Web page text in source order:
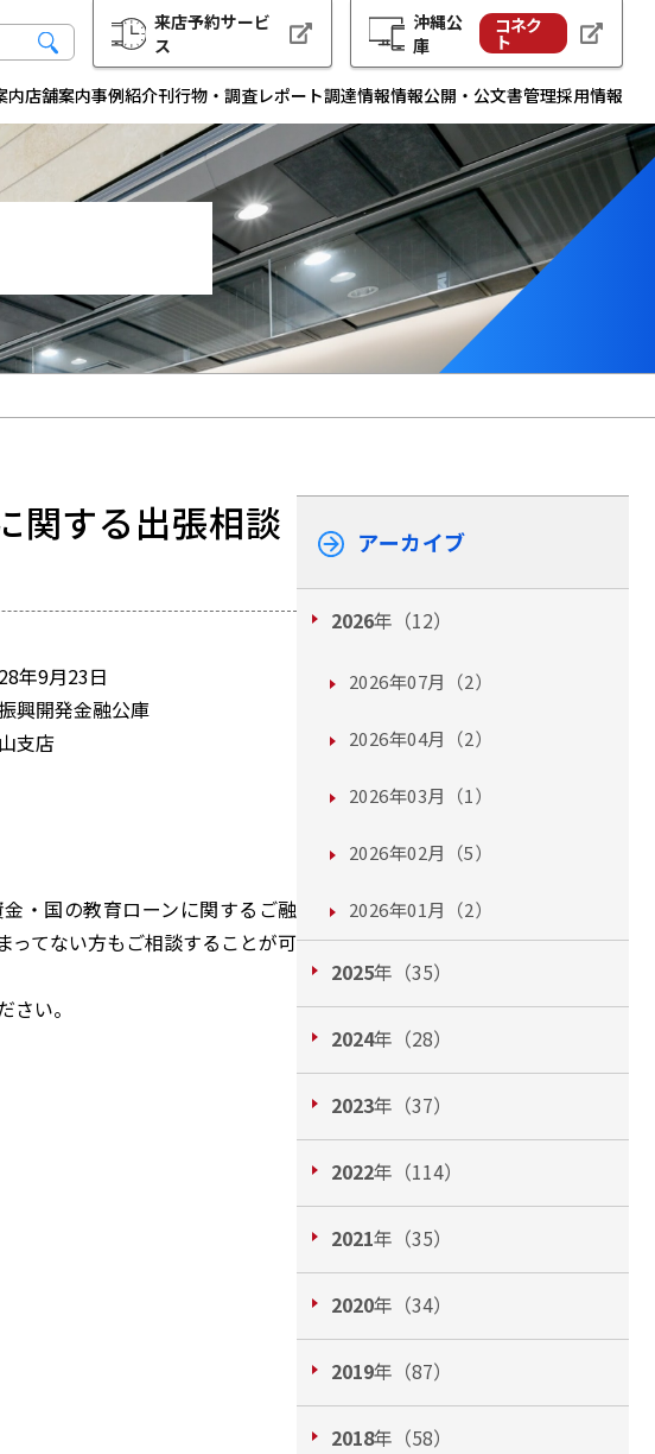
来店予約サービ
ス
沖縄公
庫
コネク
ト
内店舗案内事例紹介刊行物・調査レポート調達情報情報公開・公文書管理採用情報
関する出張相談
庫
・国の教育ローンに関するご融
ってない方もご相談することが可
い。
アーカイブ
2026年（12）
2026年07月（2）
2026年04月（2）
2026年03月（1）
2026年02月（5）
2026年01月（2）
2025年（35）
2024年（28）
2023年（37）
2022年（114）
2021年（35）
2020年（34）
2019年（87）
2018年（58）